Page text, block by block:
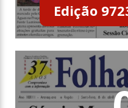
Edição